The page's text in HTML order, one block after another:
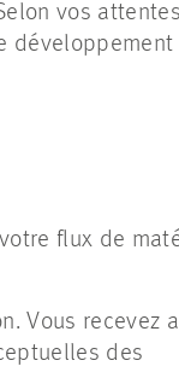
vos
développement
flux de
Vous recevez
des